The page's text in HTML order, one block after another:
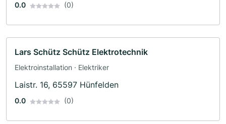
0.0 (0)
Lars Schütz Schütz Elektrotechnik
Elektroinstallation · Elektriker
Laistr. 16, 65597 Hünfelden
0.0 (0)